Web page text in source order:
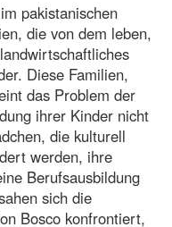
pakistanischen
die von dem leben,
Diese Familien,
das Problem der
ihrer Kinder nicht
die kulturell
werden, ihre
Berufsausbildung
sich die
Bosco konfrontiert,